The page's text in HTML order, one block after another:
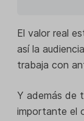
El valor real
así la
trabaja con
Y además de
importante el